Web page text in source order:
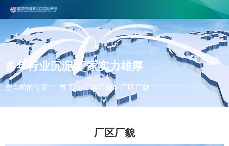
河南海源精细化工有限公司主要生产丙炔醇、丁炔二醇和3-氯丙炔，欢
迎合作咨询！
联系电话：0393-2737666
多年行业沉淀 厂家实力雄厚
您当前的位置 ： 首 页 > 厂容厂貌 > 厂区厂貌
厂区厂貌